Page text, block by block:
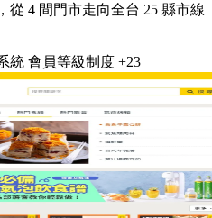
從 4 間門市走向全台 25 縣市線
統 會員等級制度 +23